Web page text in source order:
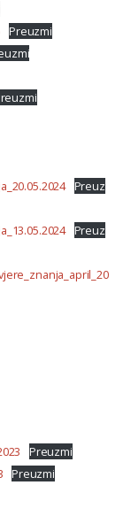
Preuzmi
Preuz
Preuz
Preuzmi
Preuzmi